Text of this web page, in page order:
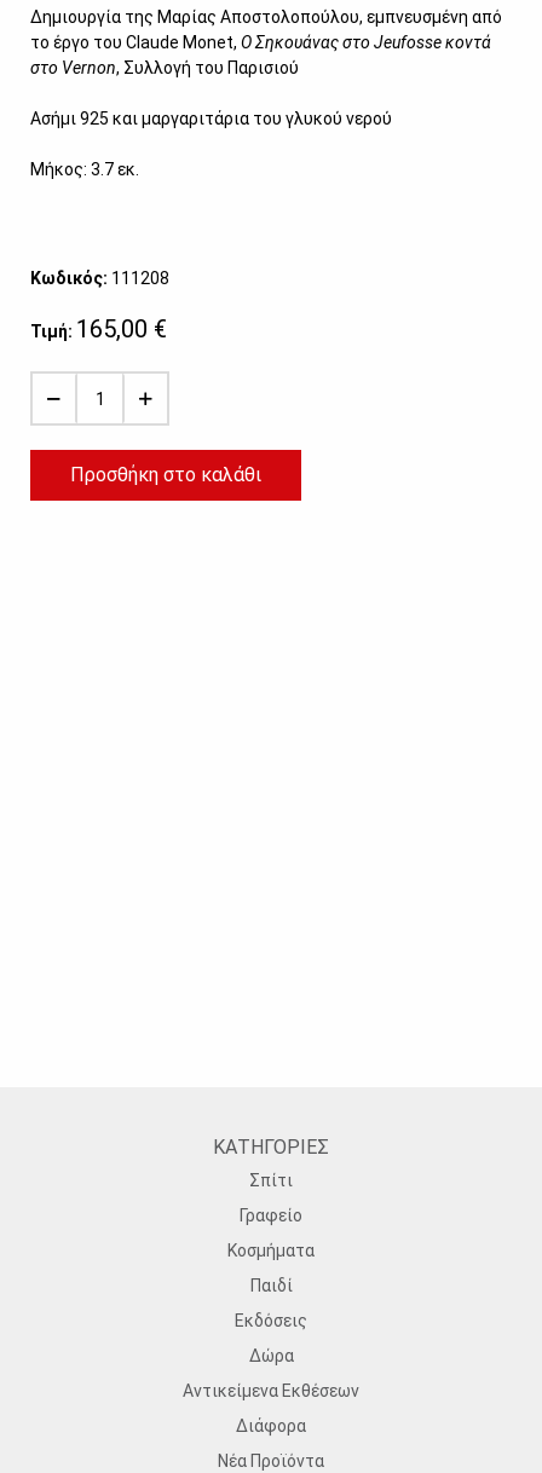
Δημιουργία της Μαρίας Αποστολοπούλου, εμπνευσμένη από
το έργο του Claude Monet, Ο Σηκουάνας στο Jeufosse κοντά
στο Vernon, Συλλογή του Παρισιού
Ασήμι 925 και μαργαριτάρια του γλυκού νερού
Μήκος: 3.7 εκ.
Κωδικός: 111208
Τιμή: 165,00 €
Προσθήκη στο καλάθι
ΚΑΤΗΓΟΡΙΕΣ
Σπίτι
Γραφείο
Κοσμήματα
Παιδί
Εκδόσεις
Δώρα
Αντικείμενα Εκθέσεων
Διάφορα
Νέα Προϊόντα